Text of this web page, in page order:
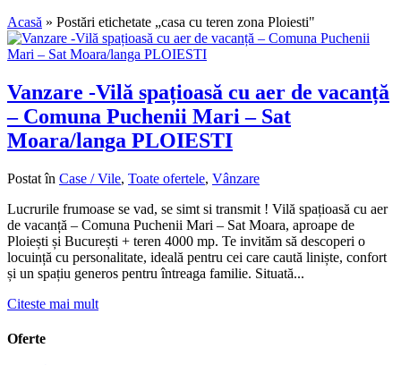
Acasă » Postări etichetate „casa cu teren zona Ploiesti"
Vanzare -Vilă spațioasă cu aer de vacanță
– Comuna Puchenii Mari – Sat
Moara/langa PLOIESTI
Postat în Case / Vile, Toate ofertele, Vânzare
Lucrurile frumoase se vad, se simt si transmit ! Vilă spațioasă cu aer
de vacanță – Comuna Puchenii Mari – Sat Moara, aproape de
Ploiești și București + teren 4000 mp. Te invităm să descoperi o
locuință cu personalitate, ideală pentru cei care caută liniște, confort
și un spațiu generos pentru întreaga familie. Situată...
Citeste mai mult
Oferte